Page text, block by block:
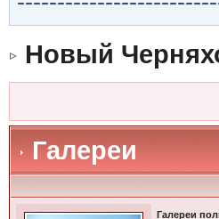
Новый
Галереи
Галереи